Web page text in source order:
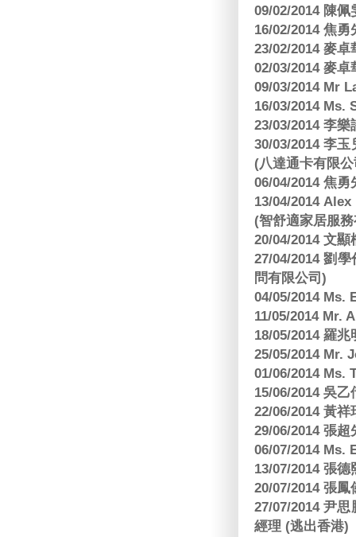
09/02/2014 陳
16/02/2014 焦
23/02/2014 麥
02/03/2014 麥
09/03/2014 Mr
16/03/2014 Ms.
23/03/2014 李
30/03/2014 李
(八達通卡有限
06/04/2014 焦
13/04/2014
(智舒適家居服
20/04/2014 文
27/04/2014 劉
問有限公司)
04/05/2014 Ms.
11/05/2014 Mr.
18/05/2014 羅
25/05/2014 Mr.
01/06/2014 Ms.
15/06/2014 吳
22/06/2014 黃
29/06/2014 張
06/07/2014 Ms.
13/07/2014 張
20/07/2014 張
27/07/2014 尹
經理 (逃出香港)